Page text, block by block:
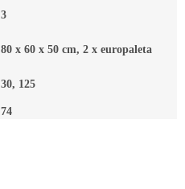
3
80 x 60 x 50 cm, 2 x europaleta
30, 125
74